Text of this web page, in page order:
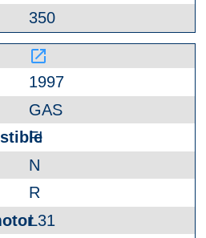
350
launch
1997
GAS
FI
N
R
L31